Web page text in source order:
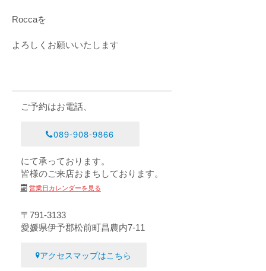
Roccaを
よろしくお願いいたします
ご予約はお電話、
089-908-9866
にて承っております。
皆様のご来店おまちしております。
営業日カレンダーを見る
〒791-3133
愛媛県伊予郡松前町昌農内7-11
アクセスマップはこちら